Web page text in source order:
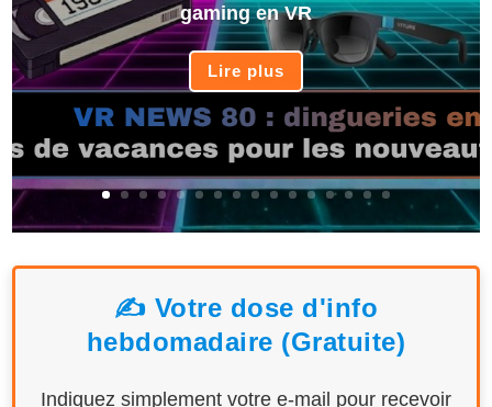
gaming en VR
Lire plus
✍️ Votre dose d'info
hebdomadaire (Gratuite)
Indiquez simplement votre e-mail pour recevoir